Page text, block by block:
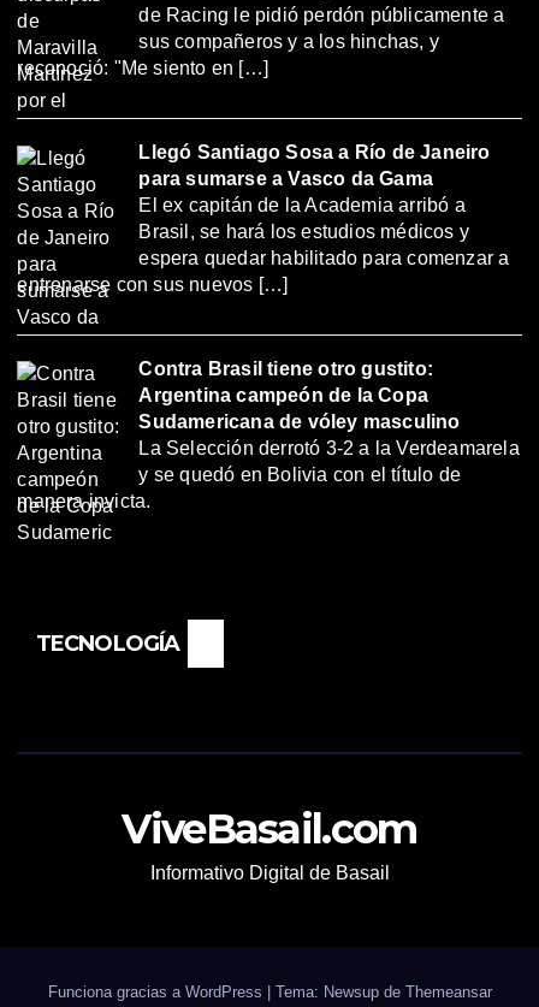
de Racing le pidió perdón públicamente a
sus compañeros y a los hinchas, y
reconoció: "Me siento en […]
Llegó Santiago Sosa a Río de Janeiro
para sumarse a Vasco da Gama
El ex capitán de la Academia arribó a
Brasil, se hará los estudios médicos y
espera quedar habilitado para comenzar a
entrenarse con sus nuevos […]
Contra Brasil tiene otro gustito:
Argentina campeón de la Copa
Sudamericana de vóley masculino
La Selección derrotó 3-2 a la Verdeamarela
y se quedó en Bolivia con el título de
manera invicta.
TECNOLOGÍA
ViveBasail.com
Informativo Digital de Basail
Funciona gracias a WordPress Tema: Newsup de Themeansar